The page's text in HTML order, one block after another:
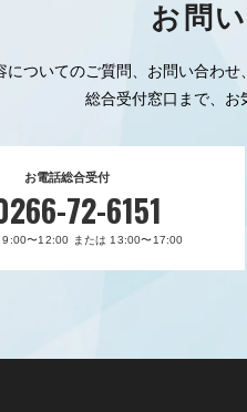
お問
についてのご質問、お問い合わせ
総合受付窓口まで、お
お電話総合受付
72-6151
9:00〜12:00 または 13:00〜17:00